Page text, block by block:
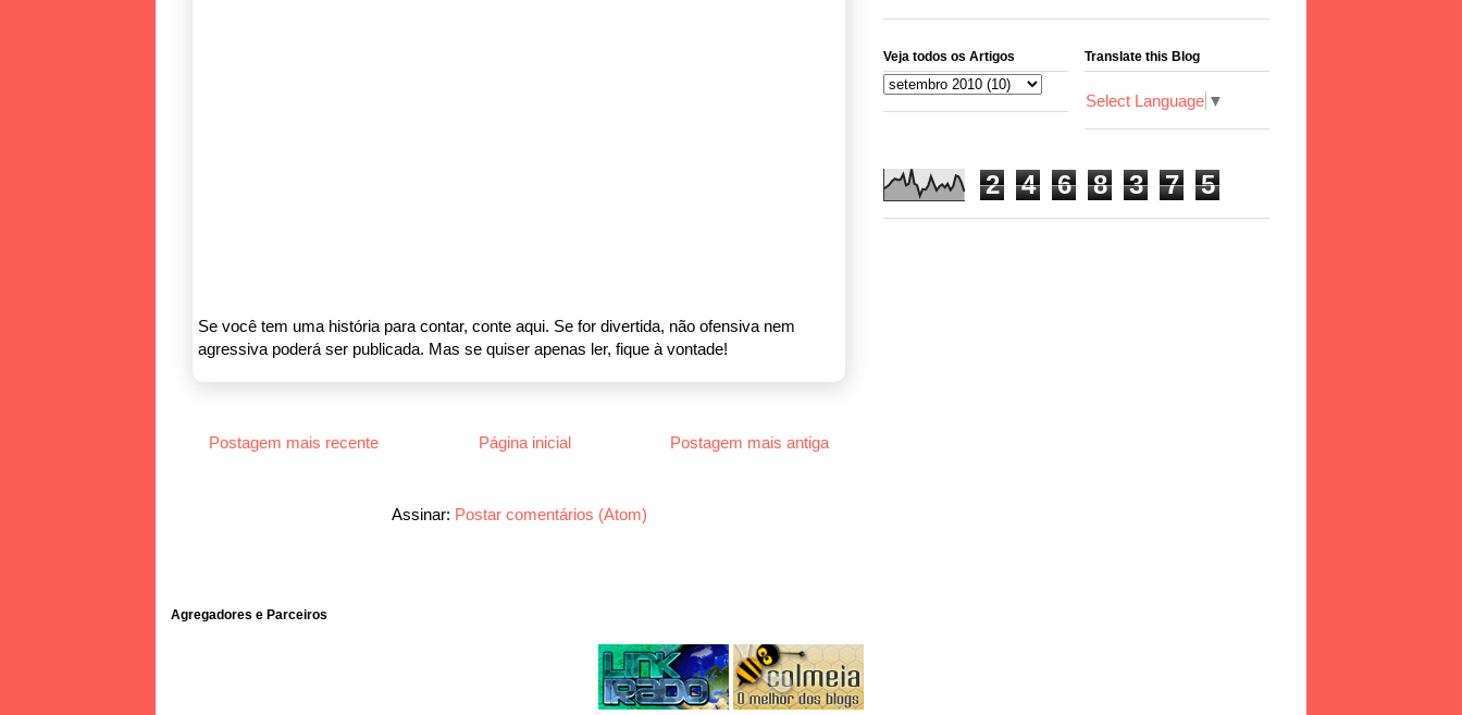
Se você tem uma história para contar, conte aqui. Se for divertida, não ofensiva nem
agressiva poderá ser publicada. Mas se quiser apenas ler, fique à vontade!
Postagem mais recente Postagem mais antiga
Página inicial
Assinar: Postar comentários (Atom)
Veja todos os Artigos Translate this Blog
Select Language ▼
2 4 6 8 3 7 5
Agregadores e Parceiros